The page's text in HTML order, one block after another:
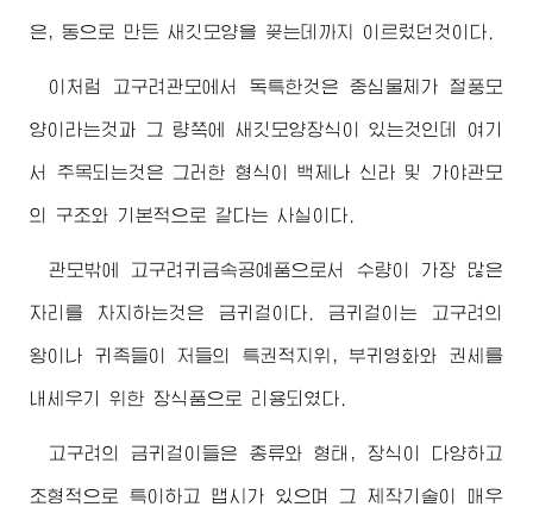
은, 동으로 만든 새깃모양을 꽂는데까지 이르렀던것이다.
이처럼 고구려관모에서 독특한것은 중심물체가 절풍모
양이라는것과 그 량쪽에 새깃모양장식이 있는것인데 여기
서 주목되는것은 그러한 형식이 백제나 신라 및 가야관모
의 구조와 기본적으로 같다는 사실이다.
관모밖에 고구려귀금속공예품으로서 수량이 가장 많은
자리를 차지하는것은 금귀걸이다. 금귀걸이는 고구려의
왕이나 귀족들이 저들의 특권적지위, 부귀영화와 권세를
내세우기 위한 장식품으로 리용되였다.
고구려의 금귀걸이들은 종류와 형태, 장식이 다양하고
조형적으로 특이하고 맵시가 있으며 그 제작기술이 매우